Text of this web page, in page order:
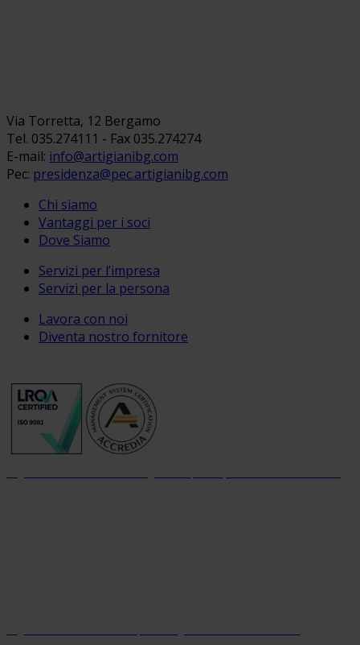
Via Torretta, 12 Bergamo
Tel. 035.274111 - Fax 035.274274
E-mail: info@artigianibg.com
Pec: presidenza@pec.artigianibg.com
Chi siamo
Vantaggi per i soci
Dove Siamo
Servizi per l’impresa
Servizi per la persona
Lavora con noi
Diventa nostro fornitore